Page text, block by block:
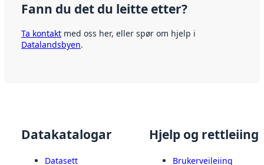
Fann du det du leitte etter?
Ta kontakt med oss her, eller spør om hjelp i
Datalandsbyen.
Datakatalogar
Datasett
Hjelp og rettleiing
Brukerveileiing